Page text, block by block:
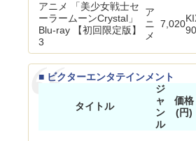
アニメ 「美少女戦士セ
ーラームーンCrystal」
Blu-ray 【初回限定版】
3
ア
ニ
メ
7,020
■ ビクターエンタテインメント
タイトル
ジ
ャ
ン
ル
価格
(円)